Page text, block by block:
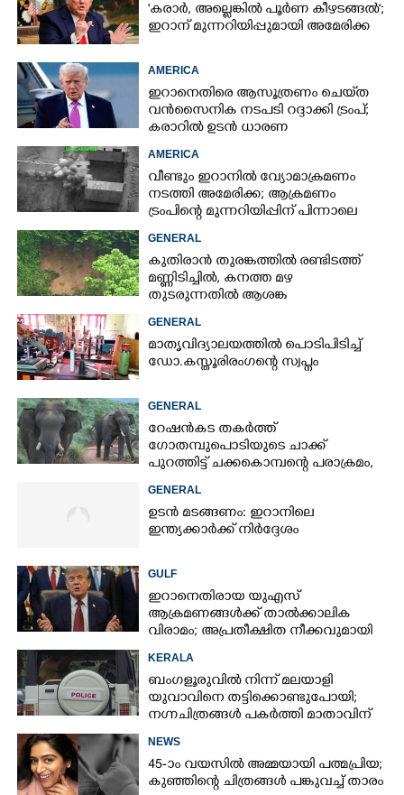
'കരാർ, അല്ലെങ്കിൽ പൂർണ കീഴടങ്ങൽ';
ഇറാന് മുന്നറിയിപ്പുമായി അമേരിക്ക
AMERICA
ഇറാനെതിരെ ആസൂത്രണം ചെയ്‌ത
വൻസൈനിക നടപടി റദ്ദാക്കി ട്രംപ്;
കരാറിൽ ഉടൻ ധാരണ
AMERICA
വീണ്ടും ഇറാനിൽ വ്യോമാക്രമണം
നടത്തി അമേരിക്ക; ആക്രമണം
ട്രംപിന്റെ മുന്നറിയിപ്പിന് പിന്നാലെ
GENERAL
കുതിരാൻ തുരങ്കത്തിൽ രണ്ടിടത്ത്
മണ്ണിടിച്ചിൽ, കനത്ത മഴ
തുടരുന്നതിൽ ആശങ്ക
GENERAL
മാതൃവിദ്യാലയത്തിൽ പൊടിപിടിച്ച്
ഡോ.കസ്തൂരിരംഗന്റെ സ്വപ്നം
GENERAL
റേഷൻകട തകർത്ത്
ഗോതമ്പുപൊടിയുടെ ചാക്ക്
പുറത്തിട്ട് ചക്കകൊമ്പന്റെ പരാക്രമം,
GENERAL
ഉടൻ മടങ്ങണം: ഇറാനിലെ
ഇന്ത്യക്കാർക്ക് നിർദ്ദേശം
GULF
ഇറാനെതിരായ യുഎസ്
ആക്രമണങ്ങൾക്ക് താൽക്കാലിക
വിരാമം; അപ്രതീക്ഷിത നീക്കവുമായി
KERALA
ബംഗളൂരുവിൽ നിന്ന് മലയാളി
യുവാവിനെ തട്ടിക്കൊണ്ടുപോയി;
നഗ്നചിത്രങ്ങൾ പകർത്തി മാതാവിന്
NEWS
45-ാം വയസിൽ അമ്മയായി പത്മപ്രിയ;
കുഞ്ഞിന്റെ ചിത്രങ്ങൾ പങ്കുവച്ച് താരം